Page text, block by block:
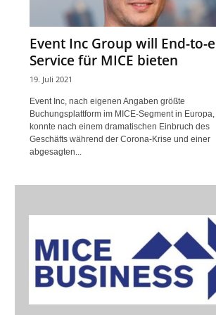
Event Inc Group will End-to-
Service für MICE bieten
19. Juli 2021
Event Inc, nach eigenen Angaben größte
Buchungsplattform im MICE-Segment in Europa,
konnte nach einem dramatischen Einbruch des
Geschäfts während der Corona-Krise und einer
abgesagten...